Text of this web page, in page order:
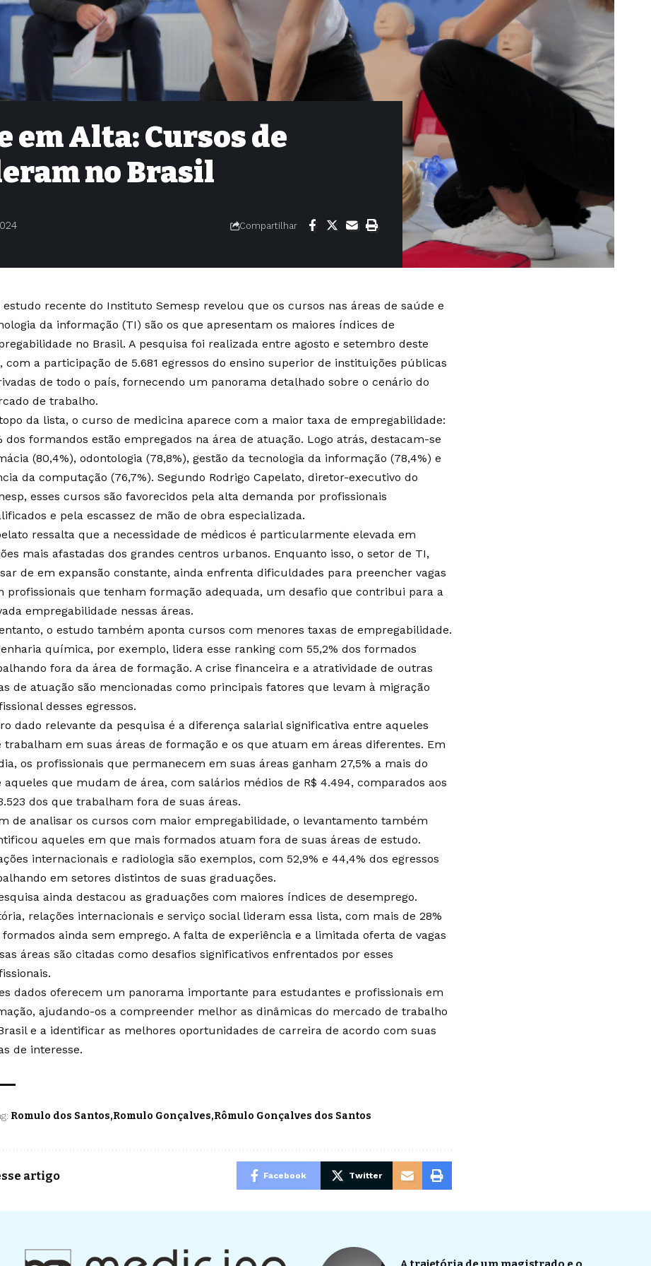
Alta: Cursos de
no Brasil
Compartilhar
estudo recente do Instituto Semesp revelou que os cursos nas áreas de saúde e
da informação (TI) são os que apresentam os maiores índices de
no Brasil. A pesquisa foi realizada entre agosto e setembro deste
com a participação de 5.681 egressos do ensino superior de instituições públicas
de todo o país, fornecendo um panorama detalhado sobre o cenário do
de trabalho.
da lista, o curso de medicina aparece com a maior taxa de empregabilidade:
dos formandos estão empregados na área de atuação. Logo atrás, destacam-se
(80,4%), odontologia (78,8%), gestão da tecnologia da informação (78,4%) e
da computação (76,7%). Segundo Rodrigo Capelato, diretor-executivo do
esses cursos são favorecidos pela alta demanda por profissionais
e pela escassez de mão de obra especializada.
ressalta que a necessidade de médicos é particularmente elevada em
mais afastadas dos grandes centros urbanos. Enquanto isso, o setor de TI,
de em expansão constante, ainda enfrenta dificuldades para preencher vagas
profissionais que tenham formação adequada, um desafio que contribui para a
empregabilidade nessas áreas.
o estudo também aponta cursos com menores taxas de empregabilidade.
química, por exemplo, lidera esse ranking com 55,2% dos formados
fora da área de formação. A crise financeira e a atratividade de outras
de atuação são mencionadas como principais fatores que levam à migração
desses egressos.
dado relevante da pesquisa é a diferença salarial significativa entre aqueles
trabalham em suas áreas de formação e os que atuam em áreas diferentes. Em
os profissionais que permanecem em suas áreas ganham 27,5% a mais do
aqueles que mudam de área, com salários médios de R$ 4.494, comparados aos
dos que trabalham fora de suas áreas.
de analisar os cursos com maior empregabilidade, o levantamento também
aqueles em que mais formados atuam fora de suas áreas de estudo.
internacionais e radiologia são exemplos, com 52,9% e 44,4% dos egressos
em setores distintos de suas graduações.
ainda destacou as graduações com maiores índices de desemprego.
relações internacionais e serviço social lideram essa lista, com mais de 28%
formados ainda sem emprego. A falta de experiência e a limitada oferta de vagas
áreas são citadas como desafios significativos enfrentados por esses
dados oferecem um panorama importante para estudantes e profissionais em
ajudando-os a compreender melhor as dinâmicas do mercado de trabalho
e a identificar as melhores oportunidades de carreira de acordo com suas
de interesse.
Romulo dos Santos Romulo Gonçalves Rômulo Gonçalves dos Santos
artigo Facebook Twitter